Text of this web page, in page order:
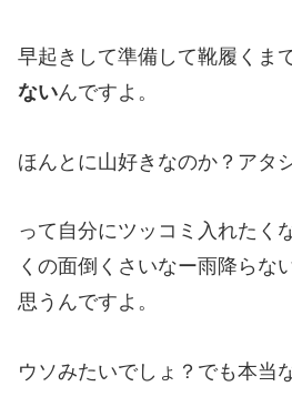
早起きして準備して靴履くま
ないんですよ。
ほんとに山好きなのか？アタシ
って自分にツッコミ入れたく
くの面倒くさいなー雨降らな
思うんですよ。
ウソみたいでしょ？でも本当